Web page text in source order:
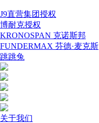
J9直营集团授权
博耐克授权
KRONOSPAN 克诺斯邦
FUNDERMAX 芬德·麦克斯
跳跳兔
关于我们